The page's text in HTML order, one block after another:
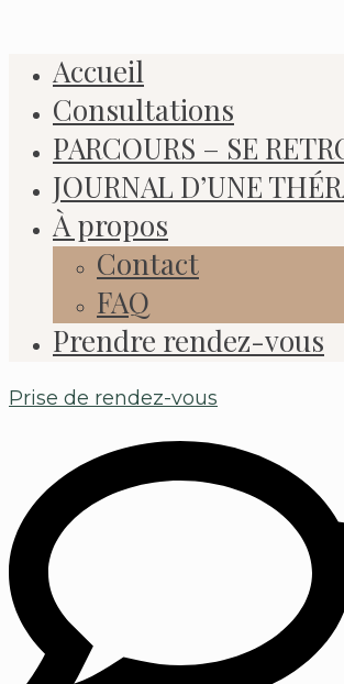
Accueil
Consultations
PARCOURS – SE
JOURNAL D’UNE
À propos
Contact
FAQ
Prendre rendez-vous
Prise de rendez-vous